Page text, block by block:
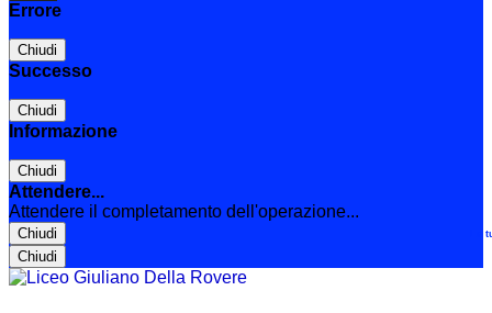
Errore
Chiudi
Successo
Chiudi
Informazione
Chiudi
Attendere...
Attendere il completamento dell'operazione...
Chiudi
Chiudi
Le